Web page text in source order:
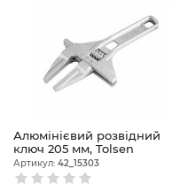
Алюмінієвий розвідний
ключ 205 мм, Tolsen
Артикул: 42_15303